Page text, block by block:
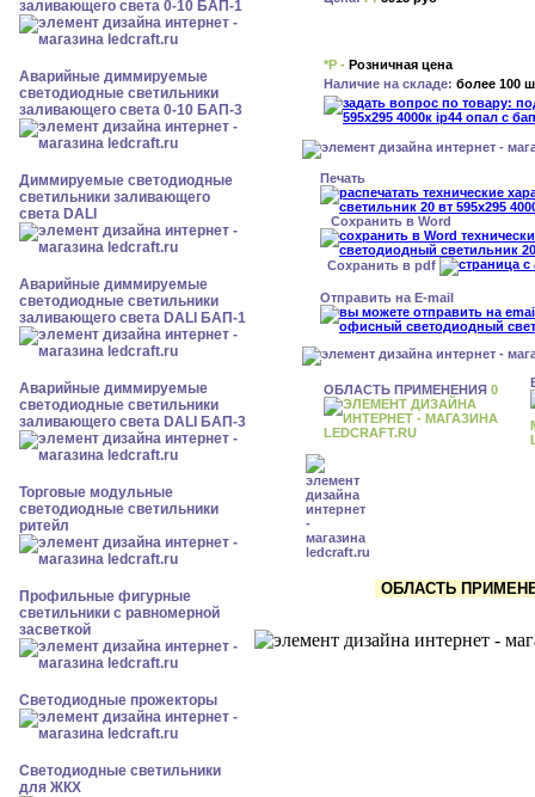
заливающего света 0-10 БАП-1
Аварийные диммируемые
светодиодные светильники
заливающего света 0-10 БАП-3
Диммируемые светодиодные
светильники заливающего
света DALI
Аварийные диммируемые
светодиодные светильники
заливающего света DALI БАП-1
Аварийные диммируемые
светодиодные светильники
заливающего света DALI БАП-3
Торговые модульные
светодиодные светильники
ритейл
Профильные фигурные
светильники с равномерной
засветкой
Светодиодные прожекторы
Светодиодные светильники
для ЖКХ
*Р - Розничная цена
Наличие на складе: более 100
Печать
Сохранить в Word
Сохранить в pdf
Отправить на E-mail
ОБЛАСТЬ ПРИМЕНЕНИЯ 0
ОБЛАСТЬ